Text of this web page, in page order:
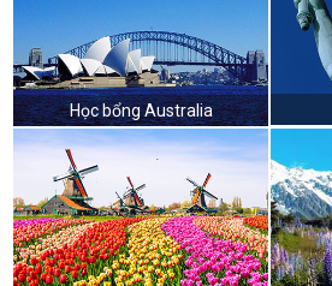
Học bổng Australia